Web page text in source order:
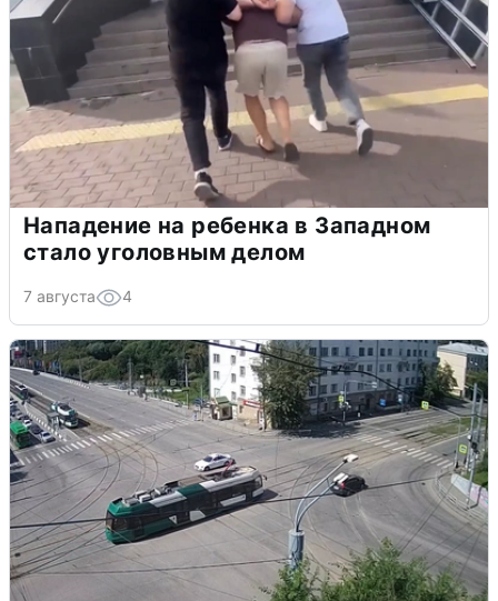
Нападение на ребенка в Западном
стало уголовным делом
7 августа 4